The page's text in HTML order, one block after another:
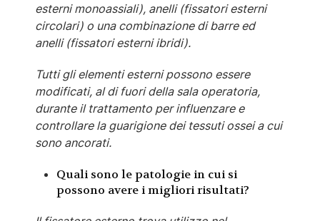
esterni monoassiali), anelli (fissatori esterni
circolari) o una combinazione di barre ed
anelli (fissatori esterni ibridi).
Tutti gli elementi esterni possono essere
modificati, al di fuori della sala operatoria,
durante il trattamento per influenzare e
controllare la guarigione dei tessuti ossei a cui
sono ancorati.
Quali sono le patologie in cui si
possono avere i migliori risultati?